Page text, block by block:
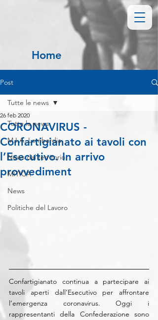
Home
Post
Tutte le news
M.I.A. Lombardia
News dal territorio
MITICA
News
Politiche del Lavoro
Tutte le news
CORONAVIRUS -
Confartigianato ai tavoli con
l’Esecutivo. In arrivo
provvediment
26 feb 2020
Confartigianato continua a partecipare ai
tavoli aperti dall’Esecutivo per affrontare
l’emergenza coronavirus. Oggi i
rappresentanti della Confederazione sono